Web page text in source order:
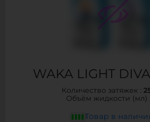
WAKA LIGHT
Количество затяжек :
Объём жидкости (мл) :
Товар в